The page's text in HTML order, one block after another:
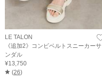
LE TALON
《追加2》コンビベルトスニーカーサ
ンダル
¥13,750
(26)